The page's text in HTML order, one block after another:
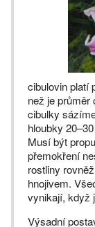
cibulovin platí
než je průměr
cibulky
hloubky
Musí být
přemokření
rostliny
hnojivem.
vynikají, když
Výsadní